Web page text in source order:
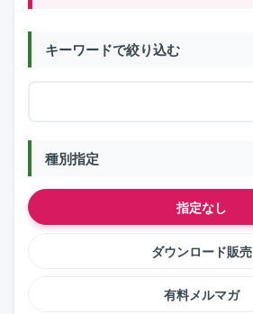
キーワードで絞り込む
種別指定
指定なし
ダウンロード販売
有料メルマガ